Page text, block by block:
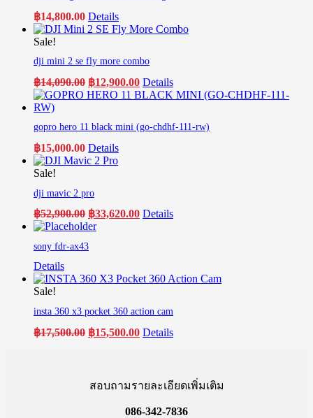
฿14,800.00 Details
Sale!
dji mini 2 se fly more combo
฿14,090.00 Original
price
฿12,900.00Current
price
Details
gopro hero 11 black mini (go-chdhf-111-rw)
฿15,000.00 Details
Sale!
dji mavic 2 pro
฿52,900.00 Original
price
฿52,900.00.
฿33,620.00Current
Details
sony fdr-ax43
Details
Sale!
insta 360 x3 pocket 360 action cam
฿17,500.00 Original
฿15,500.00Current
Details
สอบถามรายละเอียดเพิ่มเติม
086-342-7836